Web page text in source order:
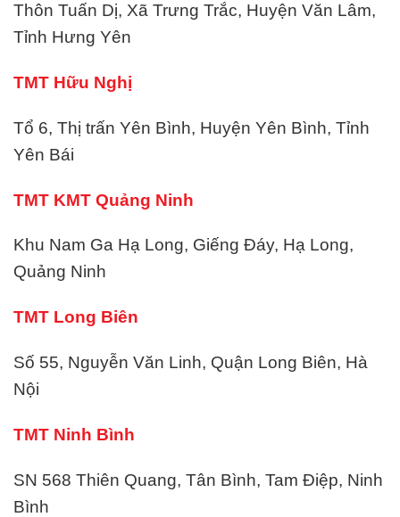
Thôn Tuấn Dị, Xã Trưng Trắc, Huyện Văn Lâm,
Tỉnh Hưng Yên
TMT Hữu Nghị
Tổ 6, Thị trấn Yên Bình, Huyện Yên Bình, Tỉnh
Yên Bái
TMT KMT Quảng Ninh
Khu Nam Ga Hạ Long, Giếng Đáy, Hạ Long,
Quảng Ninh
TMT Long Biên
Số 55, Nguyễn Văn Linh, Quận Long Biên, Hà
Nội
TMT Ninh Bình
SN 568 Thiên Quang, Tân Bình, Tam Điệp, Ninh
Bình